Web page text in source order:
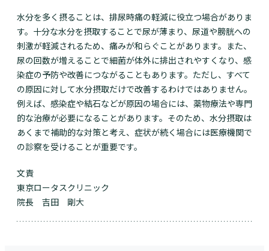
水分を多く摂ることは、排尿時痛の軽減に役立つ場合がありま
す。十分な水分を摂取することで尿が薄まり、尿道や膀胱への
刺激が軽減されるため、痛みが和らぐことがあります。また、
尿の回数が増えることで細菌が体外に排出されやすくなり、感
染症の予防や改善につながることもあります。ただし、すべて
の原因に対して水分摂取だけで改善するわけではありません。
例えば、感染症や結石などが原因の場合には、薬物療法や専門
的な治療が必要になることがあります。そのため、水分摂取は
あくまで補助的な対策と考え、症状が続く場合には医療機関で
の診察を受けることが重要です。
文責
東京ロータスクリニック
院長 吉田 剛大